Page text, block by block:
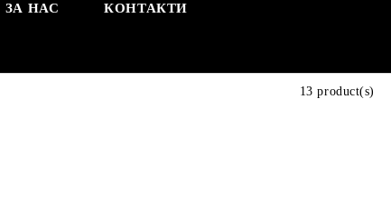
ЗА НАС КОНТАКТИ
13 product(s)